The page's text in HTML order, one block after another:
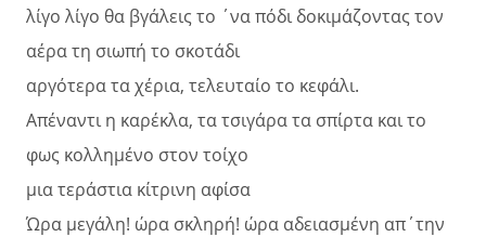
λίγο λίγο θα βγάλεις το ΄να πόδι δοκιμάζοντας τον
αέρα τη σιωπή το σκοτάδι
αργότερα τα χέρια, τελευταίο το κεφάλι.
Απέναντι η καρέκλα, τα τσιγάρα τα σπίρτα και το
φως κολλημένο στον τοίχο
μια τεράστια κίτρινη αφίσα
Ώρα μεγάλη! ώρα σκληρή! ώρα αδειασμένη απ΄την